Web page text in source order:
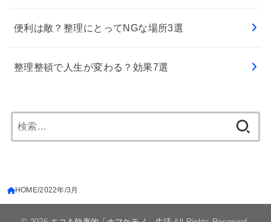
便利は敵？整理にとってNGな場所3選
整理整頓で人生が変わる？効果7選
索:
HOME 2022年 3月